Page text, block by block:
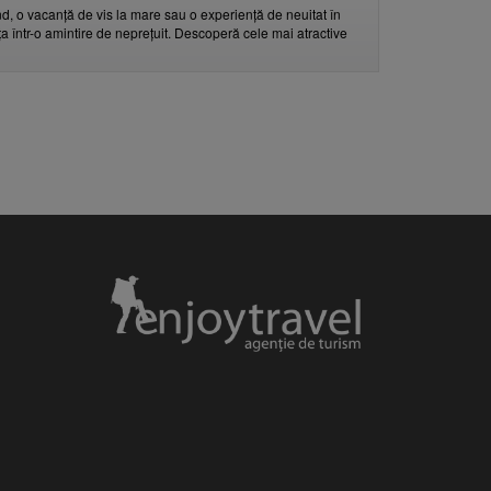
o vacanță de vis la mare sau o experiență de neuitat în
într-o amintire de neprețuit. Descoperă cele mai atractive